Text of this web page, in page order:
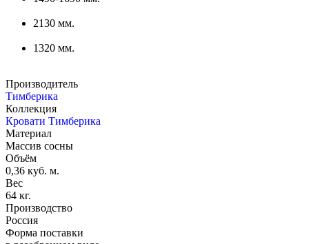
2130 мм.
1320 мм.
Производитель
Тимберика
Коллекция
Кровати Тимберика
Материал
Массив сосны
Объём
0,36 куб. м.
Вес
64 кг.
Производство
Россия
Форма поставки